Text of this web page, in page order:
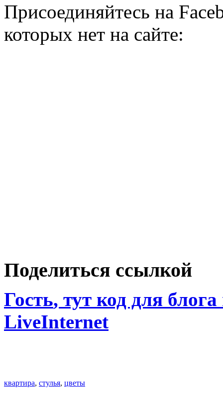
Присоединяйтесь на
которых нет на сайте:
Поделиться ссылкой
Гость, тут код для
LiveInternet
квартира, стулья, цветы